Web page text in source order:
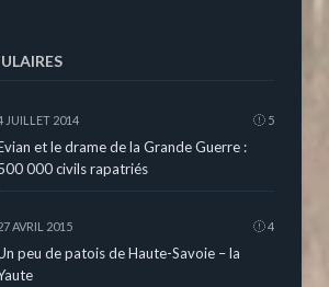
JUILLET 2014 5
et le drame de la Grande Guerre :
000 civils rapatriés
AVRIL 2015 4
peu de patois de Haute-Savoie – la